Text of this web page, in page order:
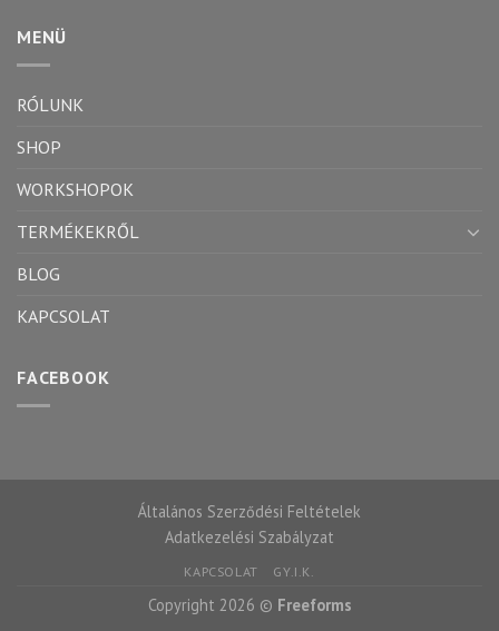
MENÜ
RÓLUNK
SHOP
WORKSHOPOK
TERMÉKEKRŐL
BLOG
KAPCSOLAT
FACEBOOK
Általános Szerződési Feltételek
Adatkezelési Szabályzat
KAPCSOLAT GY.I.K.
Copyright 2026 © Freeforms